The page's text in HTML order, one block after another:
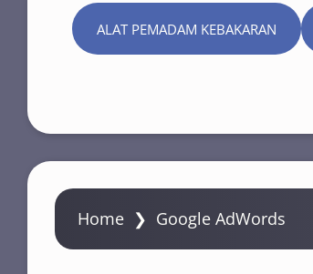
ALAT PEMADAM KEBAKARAN
Home ❯ Google AdWords